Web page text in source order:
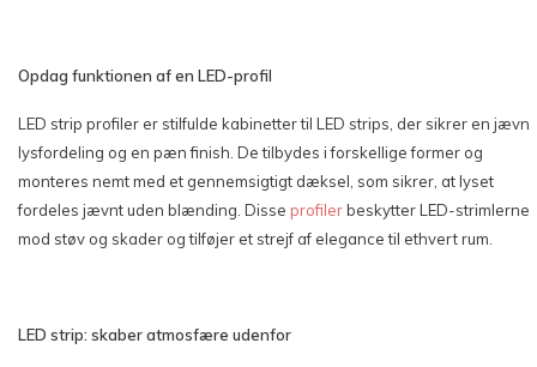
Opdag funktionen af en LED-profil
LED strip profiler er stilfulde kabinetter til LED strips, der sikrer en jævn
lysfordeling og en pæn finish. De tilbydes i forskellige former og
monteres nemt med et gennemsigtigt dæksel, som sikrer, at lyset
fordeles jævnt uden blænding. Disse profilerbeskytter LED-strimlerne
mod støv og skader og tilføjer et strejf af elegance til ethvert rum.
LED strip: skaber atmosfære udenfor